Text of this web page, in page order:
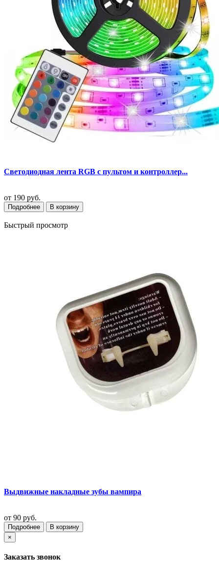
Светодиодная лента RGB с пультом и контроллер...
от 190 руб.
Подробнее В корзину
Быстрый просмотр
Выдвижные накладные зубы вампира
от 90 руб.
Подробнее
В корзину
×
Заказать звонок